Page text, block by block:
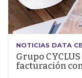
NOTICIAS DATA
Grupo
facturación